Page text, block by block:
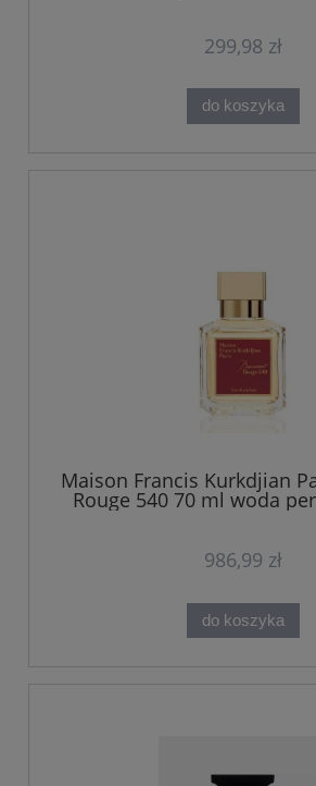
299,98 zł
do koszyka
Maison Francis Kurkdjian
Rouge 540 70 ml woda
986,99 zł
do koszyka